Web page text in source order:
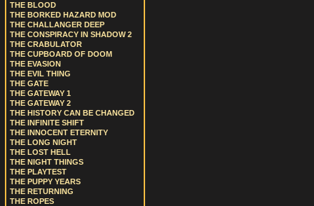
THE BLOOD
THE BORKED HAZARD MOD
THE CHALLANGER DEEP
THE CONSPIRACY IN SHADOW 2
THE CRABULATOR
THE CUPBOARD OF DOOM
THE EVASION
THE EVIL THING
THE GATE
THE GATEWAY 1
THE GATEWAY 2
THE HISTORY CAN BE CHANGED
THE INFINITE SHIFT
THE INNOCENT ETERNITY
THE LONG NIGHT
THE LOST HELL
THE NIGHT THINGS
THE PLAYTEST
THE PUPPY YEARS
THE RETURNING
THE ROPES